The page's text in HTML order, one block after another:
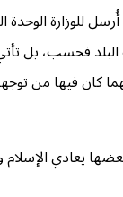
للوزارة الوحدة
البلد فحسب، بل
كان فيها من
يعادي